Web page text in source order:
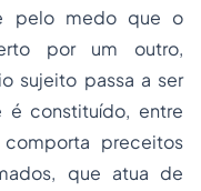
pelo medo que o
por um outro,
sujeito passa a ser
é constituído, entre
preceitos
que atua de